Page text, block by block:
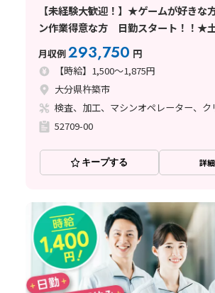
【未経験大歓迎！】★ゲームが好きな
ン作業得意な方 日勤スタート！！★
月収例293,750 円
【時給】1,500～1,875円
大分県杵築市
52709-00
キープする 詳